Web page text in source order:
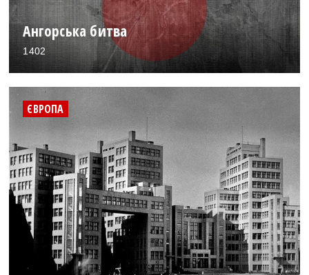
Ангорська битва
1402
ЄВРОПА